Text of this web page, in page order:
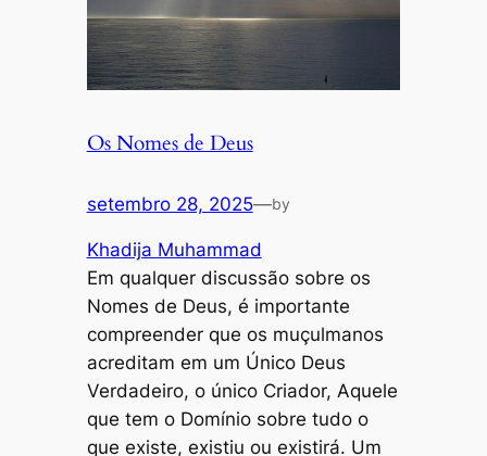
Os Nomes de Deus
setembro 28, 2025—by
Khadija Muhammad
Em qualquer discussão sobre os
Nomes de Deus, é importante
compreender que os muçulmanos
acreditam em um Único Deus
Verdadeiro, o único Criador, Aquele
que tem o Domínio sobre tudo o
que existe, existiu ou existirá. Um